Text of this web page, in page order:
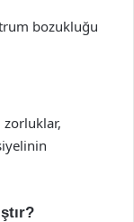
bozukluğu
zorluklar,